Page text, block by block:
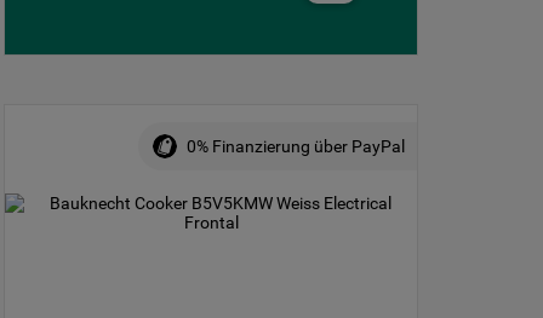
0% Finanzierung über PayPal